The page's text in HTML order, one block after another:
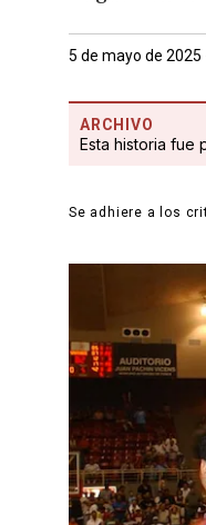
5 de mayo de 2025
ARCHIVO
Esta historia fue
Se adhiere a los